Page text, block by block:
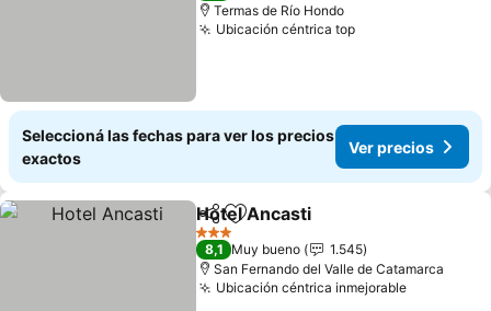
Termas de Río Hondo
Ubicación céntrica topVer precios
Seleccioná las fechas para ver los precios
exactos
Ver precios
CompartirAñadir a favoritos
Hotel Ancasti
3 Estrellas
8,1 Muy bueno
1.545
San Fernando del Valle de Catamarca
Ubicación céntrica inmejorableVer